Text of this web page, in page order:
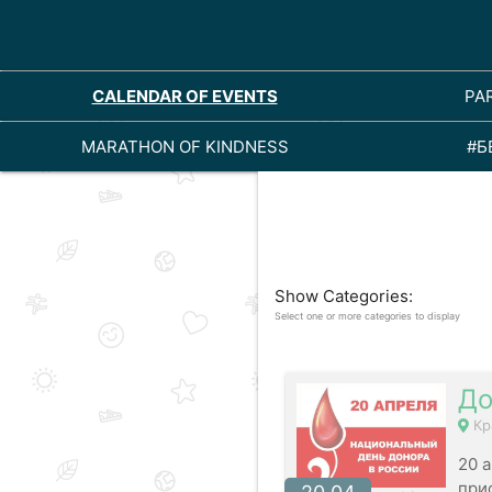
CALENDAR OF EVENTS
MARATHON OF KINDNESS
Show Categories:
Select one or more categories to display
20